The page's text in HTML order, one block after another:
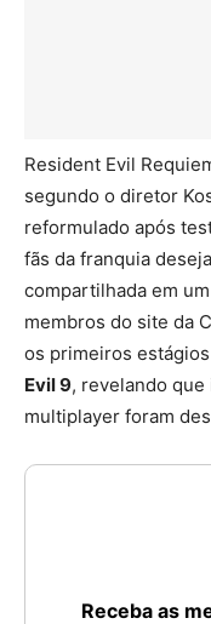
Resident Evil
segundo o diretor
reformulado após
fãs da franquia
compartilhada em
membros do site da
os primeiros
Evil 9, revelando
multiplayer foram
Receba as